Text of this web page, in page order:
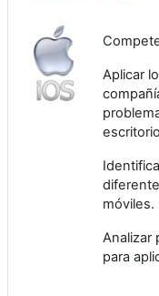
Aplicar
móviles.
Analizar
para